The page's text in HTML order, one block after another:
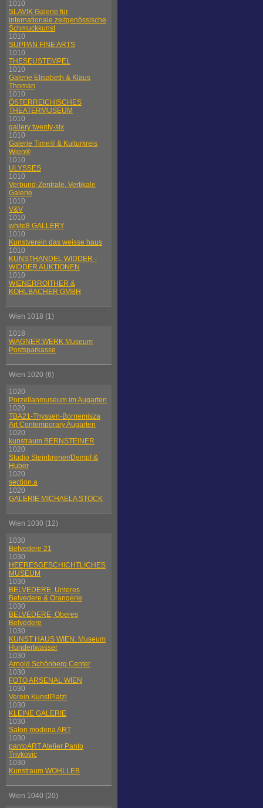
1010
SLAVIK Galerie für
internationale zeitgenössische
Schmuckkunst
1010
SUPPAN FINE ARTS
1010
THESEUSTEMPEL
1010
Galerie Elisabeth & Klaus
Thoman
1010
ÖSTERREICHISCHES
THEATERMUSEUM
1010
gallery twenty-six
1010
Galerie Time® & Kulturkreis
Wien®
1010
ULYSSES
1010
Verbund-Zentrale, Vertikale
Galerie
1010
V&V
1010
white8 GALLERY
1010
Kunstverein das weisse haus
1010
KUNSTHANDEL WIDDER -
WIDDER AUKTIONEN
1010
WIENERROITHER &
KOHLBACHER GMBH
Wien 1018 (1)
1018
WAGNER:WERK Museum
Postsparkasse
Wien 1020 (6)
1020
Porzellanmuseum im Augarten
1020
TBA21-Thyssen-Bornemisza
Art Contemporary Augarten
1020
kunstraum BERNSTEINER
1020
Studio Steinbrener/Dempf &
Huber
1020
section.a
1020
GALERIE MICHAELA STOCK
Wien 1030 (12)
1030
Belvedere 21
1030
HEERESGESCHICHTLICHES
MUSEUM
1030
BELVEDERE, Unteres
Belvedere & Orangerie
1030
BELVEDERE, Oberes
Belvedere
1030
KUNST HAUS WIEN. Museum
Hundertwasser
1030
Arnold Schönberg Center
1030
FOTO ARSENAL WIEN
1030
Verein KunstPlatzl
1030
KLEINE GALERIE
1030
Salon modena ART
1030
pantoART Atelier Panto
Trivkovic
1030
Kunstraum WOHLLEB
Wien 1040 (20)